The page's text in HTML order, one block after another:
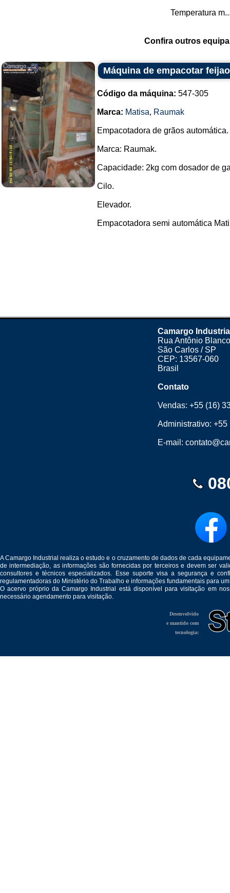
Temperatura
Confira outros
Máquina de empacotar
Código da máquina: 547-305
Marca: Matisa, Raumak
Empacotadora de grãos automática.
Marca: Raumak.
Capacidade: 2kg com dosador de
Cilo.
Elevador.
Empacotadora semi automática
Camargo
Rua Antônio
São Carlos / SP
CEP: 13567-060
Brasil
Contato
Vendas:+55 (16)
Administrativo:+55
E-mail:
A Camargo Industrial realiza o estudo e o cruzamento de dados de cada
de intermediação, as informações são fornecidas por terceiros e devem ser
consultores e técnicos especializados. Esse suporte visa a segurança e
regulamentadoras do Ministério do Trabalho e informações fundamentais para
O acervo próprio da Camargo Industrial está disponível para visitação em
necessário agendamento para visitação.
Desenvolvido
e mantido com
tecnologia: